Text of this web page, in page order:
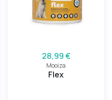
28,99 €
Mooiza
Flex